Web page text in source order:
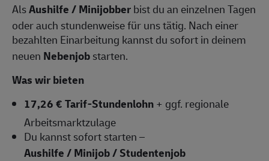
AlsAushilfe / Minijobberbist du an einzelnen Tagen
oder auch stundenweise für uns tätig. Nach einer
bezahlten Einarbeitung kannst du sofort in deinem
neuen Nebenjobstarten.
Was wir bieten
17,26 € Tarif-Stundenlohn+ ggf. regionale
Arbeitsmarktzulage
Du kannst sofort starten –
Aushilfe / Minijob / Studentenjob